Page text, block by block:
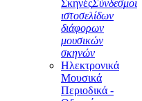
ΣκηνέςΣύνδεσμοι
ιστοσελίδων
διάφορων
μουσικών
σκηνών
Ηλεκτρονικά
Μουσικά
Περιοδικά -